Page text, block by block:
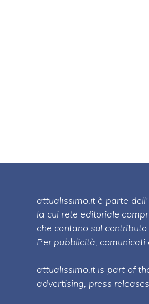
attualissimo.it è parte
la cui rete editoriale
che contano sul
Per pubblicità, comunicati
attualissimo.it is part of
advertising, press